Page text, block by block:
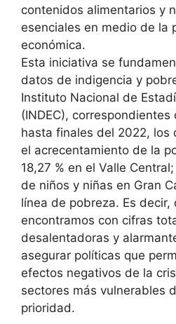
contenidos alimentarios y
esenciales en medio de la
económica.
Esta iniciativa se
datos de indigencia y
Instituto Nacional de
(INDEC),
hasta finales del 2022, los
el acrecentamiento de la
18,27 % en el Valle
de niños y niñas en Gran
línea de pobreza. Es decir,
encontramos con cifras
desalentadoras y
asegurar políticas que
efectos negativos de la
sectores más vulnerables
prioridad.